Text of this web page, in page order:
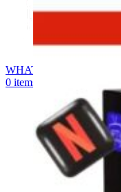
WHATSAPP
0 items